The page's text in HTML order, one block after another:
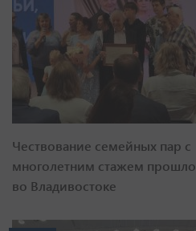
Чествование семейных пар с
многолетним стажем прошло
во Владивостоке